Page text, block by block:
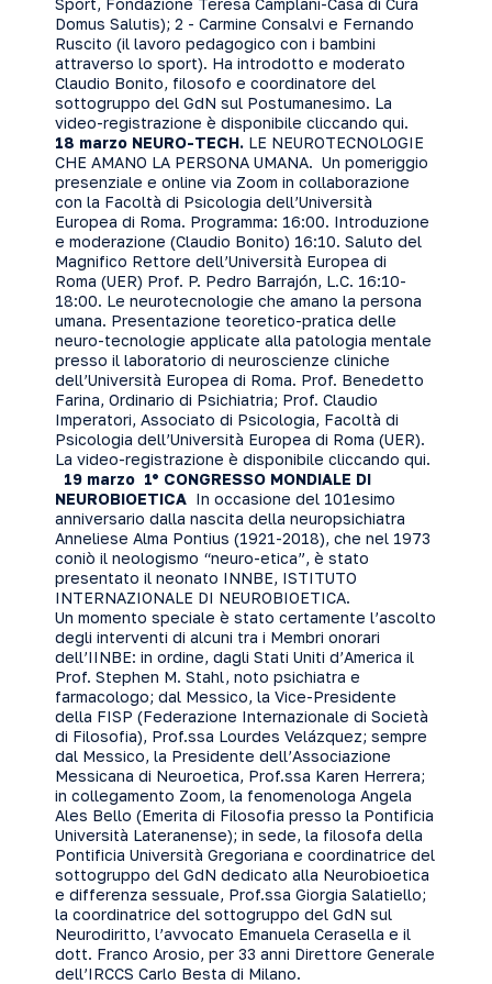
Sport, Fondazione Teresa Camplani-Casa di Cura
Domus Salutis); 2 - Carmine Consalvi e Fernando
Ruscito (il lavoro pedagogico con i bambini
attraverso lo sport). Ha introdotto e moderato
Claudio Bonito, filosofo e coordinatore del
sottogruppo del GdN sul Postumanesimo. La
video-registrazione è disponibile cliccando qui.
18 marzo NEURO-TECH. LE NEUROTECNOLOGIE
CHE AMANO LA PERSONA UMANA. Un pomeriggio
presenziale e online via Zoom in collaborazione
con la Facoltà di Psicologia dell’Università
Europea di Roma. Programma: 16:00. Introduzione
e moderazione (Claudio Bonito) 16:10. Saluto del
Magnifico Rettore dell’Università Europea di
Roma (UER) Prof. P. Pedro Barrajón, L.C. 16:10-
18:00. Le neurotecnologie che amano la persona
umana. Presentazione teoretico-pratica delle
neuro-tecnologie applicate alla patologia mentale
presso il laboratorio di neuroscienze cliniche
dell’Università Europea di Roma. Prof. Benedetto
Farina, Ordinario di Psichiatria; Prof. Claudio
Imperatori, Associato di Psicologia, Facoltà di
Psicologia dell’Università Europea di Roma (UER).
La video-registrazione è disponibile cliccando qui.
19 marzo 1° CONGRESSO MONDIALE DI
NEUROBIOETICA In occasione del 101esimo
anniversario dalla nascita della neuropsichiatra
Anneliese Alma Pontius (1921-2018), che nel 1973
coniò il neologismo “neuro-etica”, è stato
presentato il neonato INNBE, ISTITUTO
INTERNAZIONALE DI NEUROBIOETICA.
Un momento speciale è stato certamente l’ascolto
degli interventi di alcuni tra i Membri onorari
dell’IINBE: in ordine, dagli Stati Uniti d’America il
Prof. Stephen M. Stahl, noto psichiatra e
farmacologo; dal Messico, la Vice-Presidente
della FISP (Federazione Internazionale di Società
di Filosofia), Prof.ssa Lourdes Velázquez; sempre
dal Messico, la Presidente dell’Associazione
Messicana di Neuroetica, Prof.ssa Karen Herrera;
in collegamento Zoom, la fenomenologa Angela
Ales Bello (Emerita di Filosofia presso la Pontificia
Università Lateranense); in sede, la filosofa della
Pontificia Università Gregoriana e coordinatrice del
sottogruppo del GdN dedicato alla Neurobioetica
e differenza sessuale, Prof.ssa Giorgia Salatiello;
la coordinatrice del sottogruppo del GdN sul
Neurodiritto, l’avvocato Emanuela Cerasella e il
dott. Franco Arosio, per 33 anni Direttore Generale
dell’IRCCS Carlo Besta di Milano.